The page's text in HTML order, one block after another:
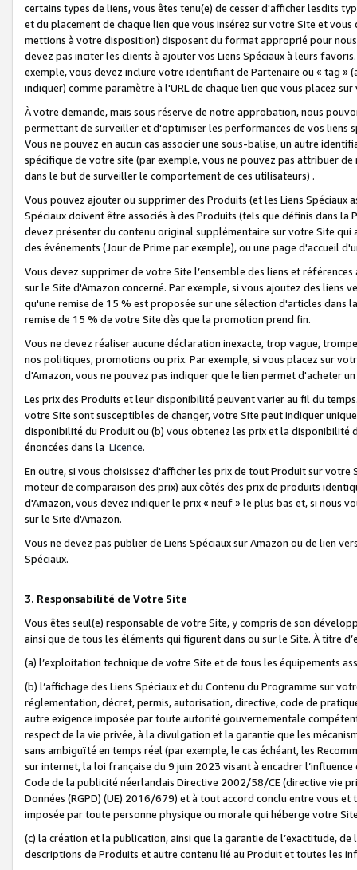
certains types de liens, vous êtes tenu(e) de cesser d'afficher lesdits
et du placement de chaque lien que vous insérez sur votre Site et
mettions à votre disposition) disposent du format approprié pour
devez pas inciter les clients à ajouter vos Liens Spéciaux à leurs
exemple, vous devez inclure votre identifiant de Partenaire ou « tag
indiquer) comme paramètre à l'URL de chaque lien que vous placez
À votre demande, mais sous réserve de notre approbation, nous
permettant de surveiller et d'optimiser les performances de vos liens
Vous ne pouvez en aucun cas associer une sous-balise, un autre
spécifique de votre site (par exemple, vous ne pouvez pas attribuer
dans le but de surveiller le comportement de ces utilisateurs) .
Vous pouvez ajouter ou supprimer des Produits (et les Liens
Spéciaux doivent être associés à des Produits (tels que définis dans
devez présenter du contenu original supplémentaire sur votre Site qui
des événements (Jour de Prime par exemple), ou une page d'accueil
Vous devez supprimer de votre Site l’ensemble des liens et
sur le Site d'Amazon concerné. Par exemple, si vous ajoutez des
qu'une remise de 15 % est proposée sur une sélection d'articles
remise de 15 % de votre Site dès que la promotion prend fin.
Vous ne devez réaliser aucune déclaration inexacte, trop vague,
nos politiques, promotions ou prix. Par exemple, si vous placez sur
d'Amazon, vous ne pouvez pas indiquer que le lien permet d'acheter
Les prix des Produits et leur disponibilité peuvent varier au fil du
votre Site sont susceptibles de changer, votre Site peut indiquer
disponibilité du Produit ou (b) vous obtenez les prix et la disponibilité
énoncées dans la Licence.
En outre, si vous choisissez d'afficher les prix de tout Produit sur
moteur de comparaison des prix) aux côtés des prix de produits
d'Amazon, vous devez indiquer le prix « neuf » le plus bas et, si nous
sur le Site d'Amazon.
Vous ne devez pas publier de Liens Spéciaux sur Amazon ou de lien
Spéciaux.
3. Responsabilité de Votre Site
Vous êtes seul(e) responsable de votre Site, y compris de son
ainsi que de tous les éléments qui figurent dans ou sur le Site. À titre
(a) l’exploitation technique de votre Site et de tous les équipements
(b) l’affichage des Liens Spéciaux et du Contenu du Programme sur
réglementation, décret, permis, autorisation, directive, code de
autre exigence imposée par toute autorité gouvernementale
respect de la vie privée, à la divulgation et la garantie que les
sans ambiguïté en temps réel (par exemple, le cas échéant, les
sur internet, la loi française du 9 juin 2023 visant à encadrer
Code de la publicité néerlandais Directive 2002/58/CE (directive vie
Données (RGPD) (UE) 2016/679) et à tout accord conclu entre vous
imposée par toute personne physique ou morale qui héberge votre
(c) la création et la publication, ainsi que la garantie de l’exactitude,
descriptions de Produits et autre contenu lié au Produit et toutes les